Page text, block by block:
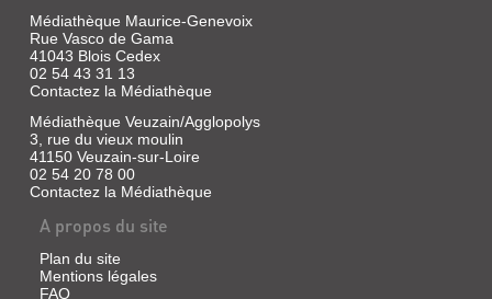
Médiathèque Maurice-Genevoix
Rue Vasco de Gama
41043 Blois Cedex
02 54 43 31 13
Contactez la Médiathèque
Médiathèque Veuzain/Agglopolys
3, rue du vieux moulin
41150 Veuzain-sur-Loire
02 54 20 78 00
Contactez la Médiathèque
A propos du site
Plan du site
Mentions légales
FAQ